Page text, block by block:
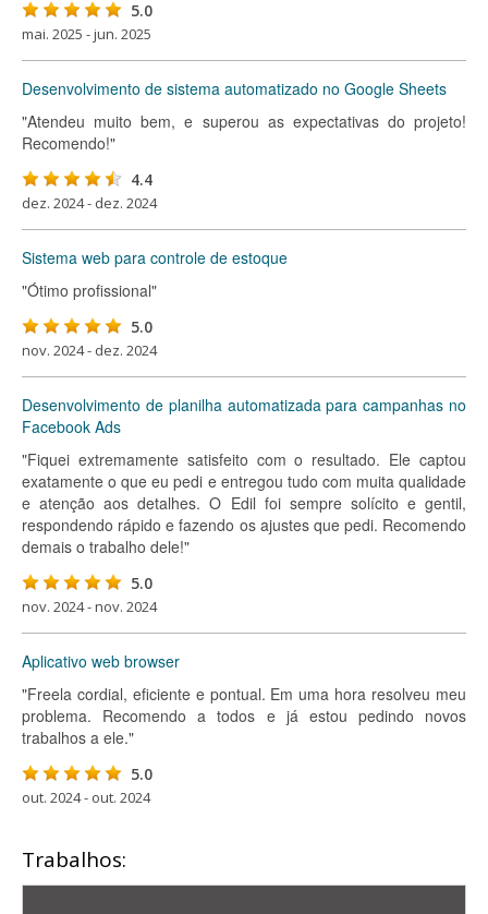
5.0
mai. 2025 - jun. 2025
Desenvolvimento de sistema automatizado no Google Sheets
"Atendeu muito bem, e superou as expectativas do projeto!
Recomendo!"
4.4
dez. 2024 - dez. 2024
Sistema web para controle de estoque
"Ótimo profissional"
5.0
nov. 2024 - dez. 2024
Desenvolvimento de planilha automatizada para campanhas no
Facebook Ads
"Fiquei extremamente satisfeito com o resultado. Ele captou
exatamente o que eu pedi e entregou tudo com muita qualidade
e atenção aos detalhes. O Edil foi sempre solícito e gentil,
respondendo rápido e fazendo os ajustes que pedi. Recomendo
demais o trabalho dele!"
5.0
nov. 2024 - nov. 2024
Aplicativo web browser
"Freela cordial, eficiente e pontual. Em uma hora resolveu meu
problema. Recomendo a todos e já estou pedindo novos
trabalhos a ele."
5.0
out. 2024 - out. 2024
Trabalhos: